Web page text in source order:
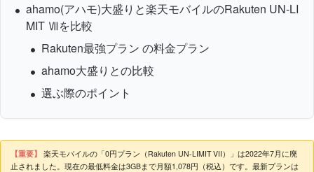
ahamo(アハモ)大盛りと楽天モバイルのRakuten UN-LI
MIT Ⅶを比較
Rakuten最強プラン の料金プラン
ahamo大盛りとの比較
選ぶ際のポイント
【重要】 楽天モバイルの「0円プラン（Rakuten UN-LIMIT VII）」は2022年7月に廃
止されました。現在の最低料金は3GBまで月額1,078円（税込）です。最新プランは